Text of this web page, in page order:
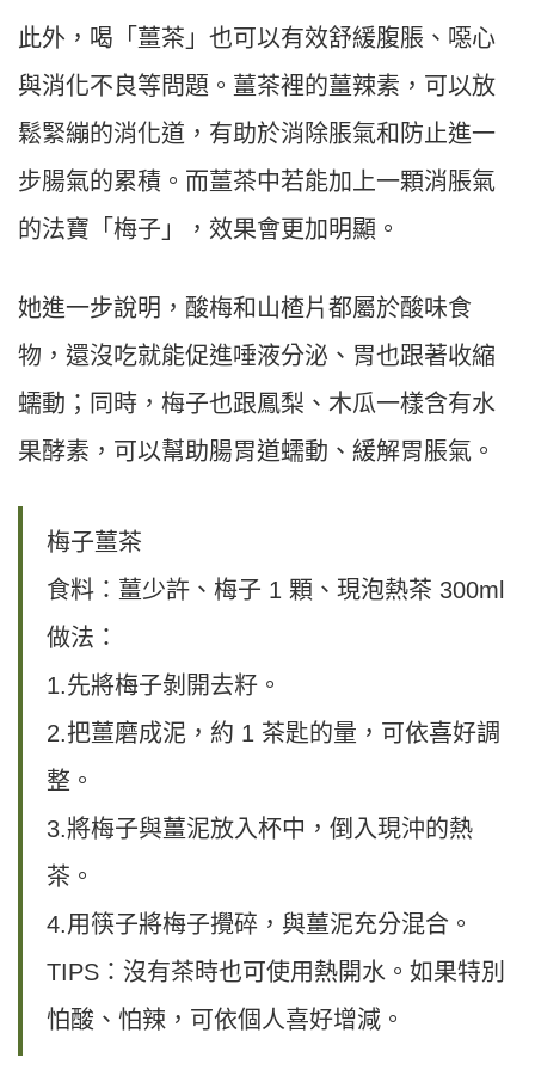
此外，喝「薑茶」也可以有效舒緩腹脹、噁心
與消化不良等問題。薑茶裡的薑辣素，可以放
鬆緊繃的消化道，有助於消除脹氣和防止進一
步腸氣的累積。而薑茶中若能加上一顆消脹氣
的法寶「梅子」，效果會更加明顯。
她進一步說明，酸梅和山楂片都屬於酸味食
物，還沒吃就能促進唾液分泌、胃也跟著收縮
蠕動；同時，梅子也跟鳳梨、木瓜一樣含有水
果酵素，可以幫助腸胃道蠕動、緩解胃脹氣。
梅子薑茶
食料：薑少許、梅子 1 顆、現泡熱茶 300ml
做法：
1.先將梅子剝開去籽。
2.把薑磨成泥，約 1 茶匙的量，可依喜好調
整。
3.將梅子與薑泥放入杯中，倒入現沖的熱
茶。
4.用筷子將梅子攪碎，與薑泥充分混合。
TIPS：沒有茶時也可使用熱開水。如果特別
怕酸、怕辣，可依個人喜好增減。